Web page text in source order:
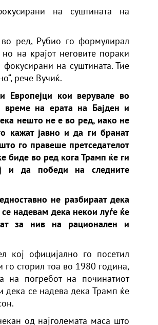
на суштината на
во ред, Рубио го формулирал
на крајот неговите пораки
на суштината. Тие
рече Вучиќ.
Европејци кои верувале во
време на ерата на Бајден и
нешто не е во ред, иако не
кажат јавно и да ги бранат
го правеше претседателот
биде во ред кога Трамп ќе ги
и да победи на следните
не разбираат дека
надевам дека некои луѓе ќе
за нив на рационален и
кој официјално го посетил
сторил тоа во 1980 година,
на погребот на починатиот
дека се надева дека Трамп ќе
од најголемата маса што